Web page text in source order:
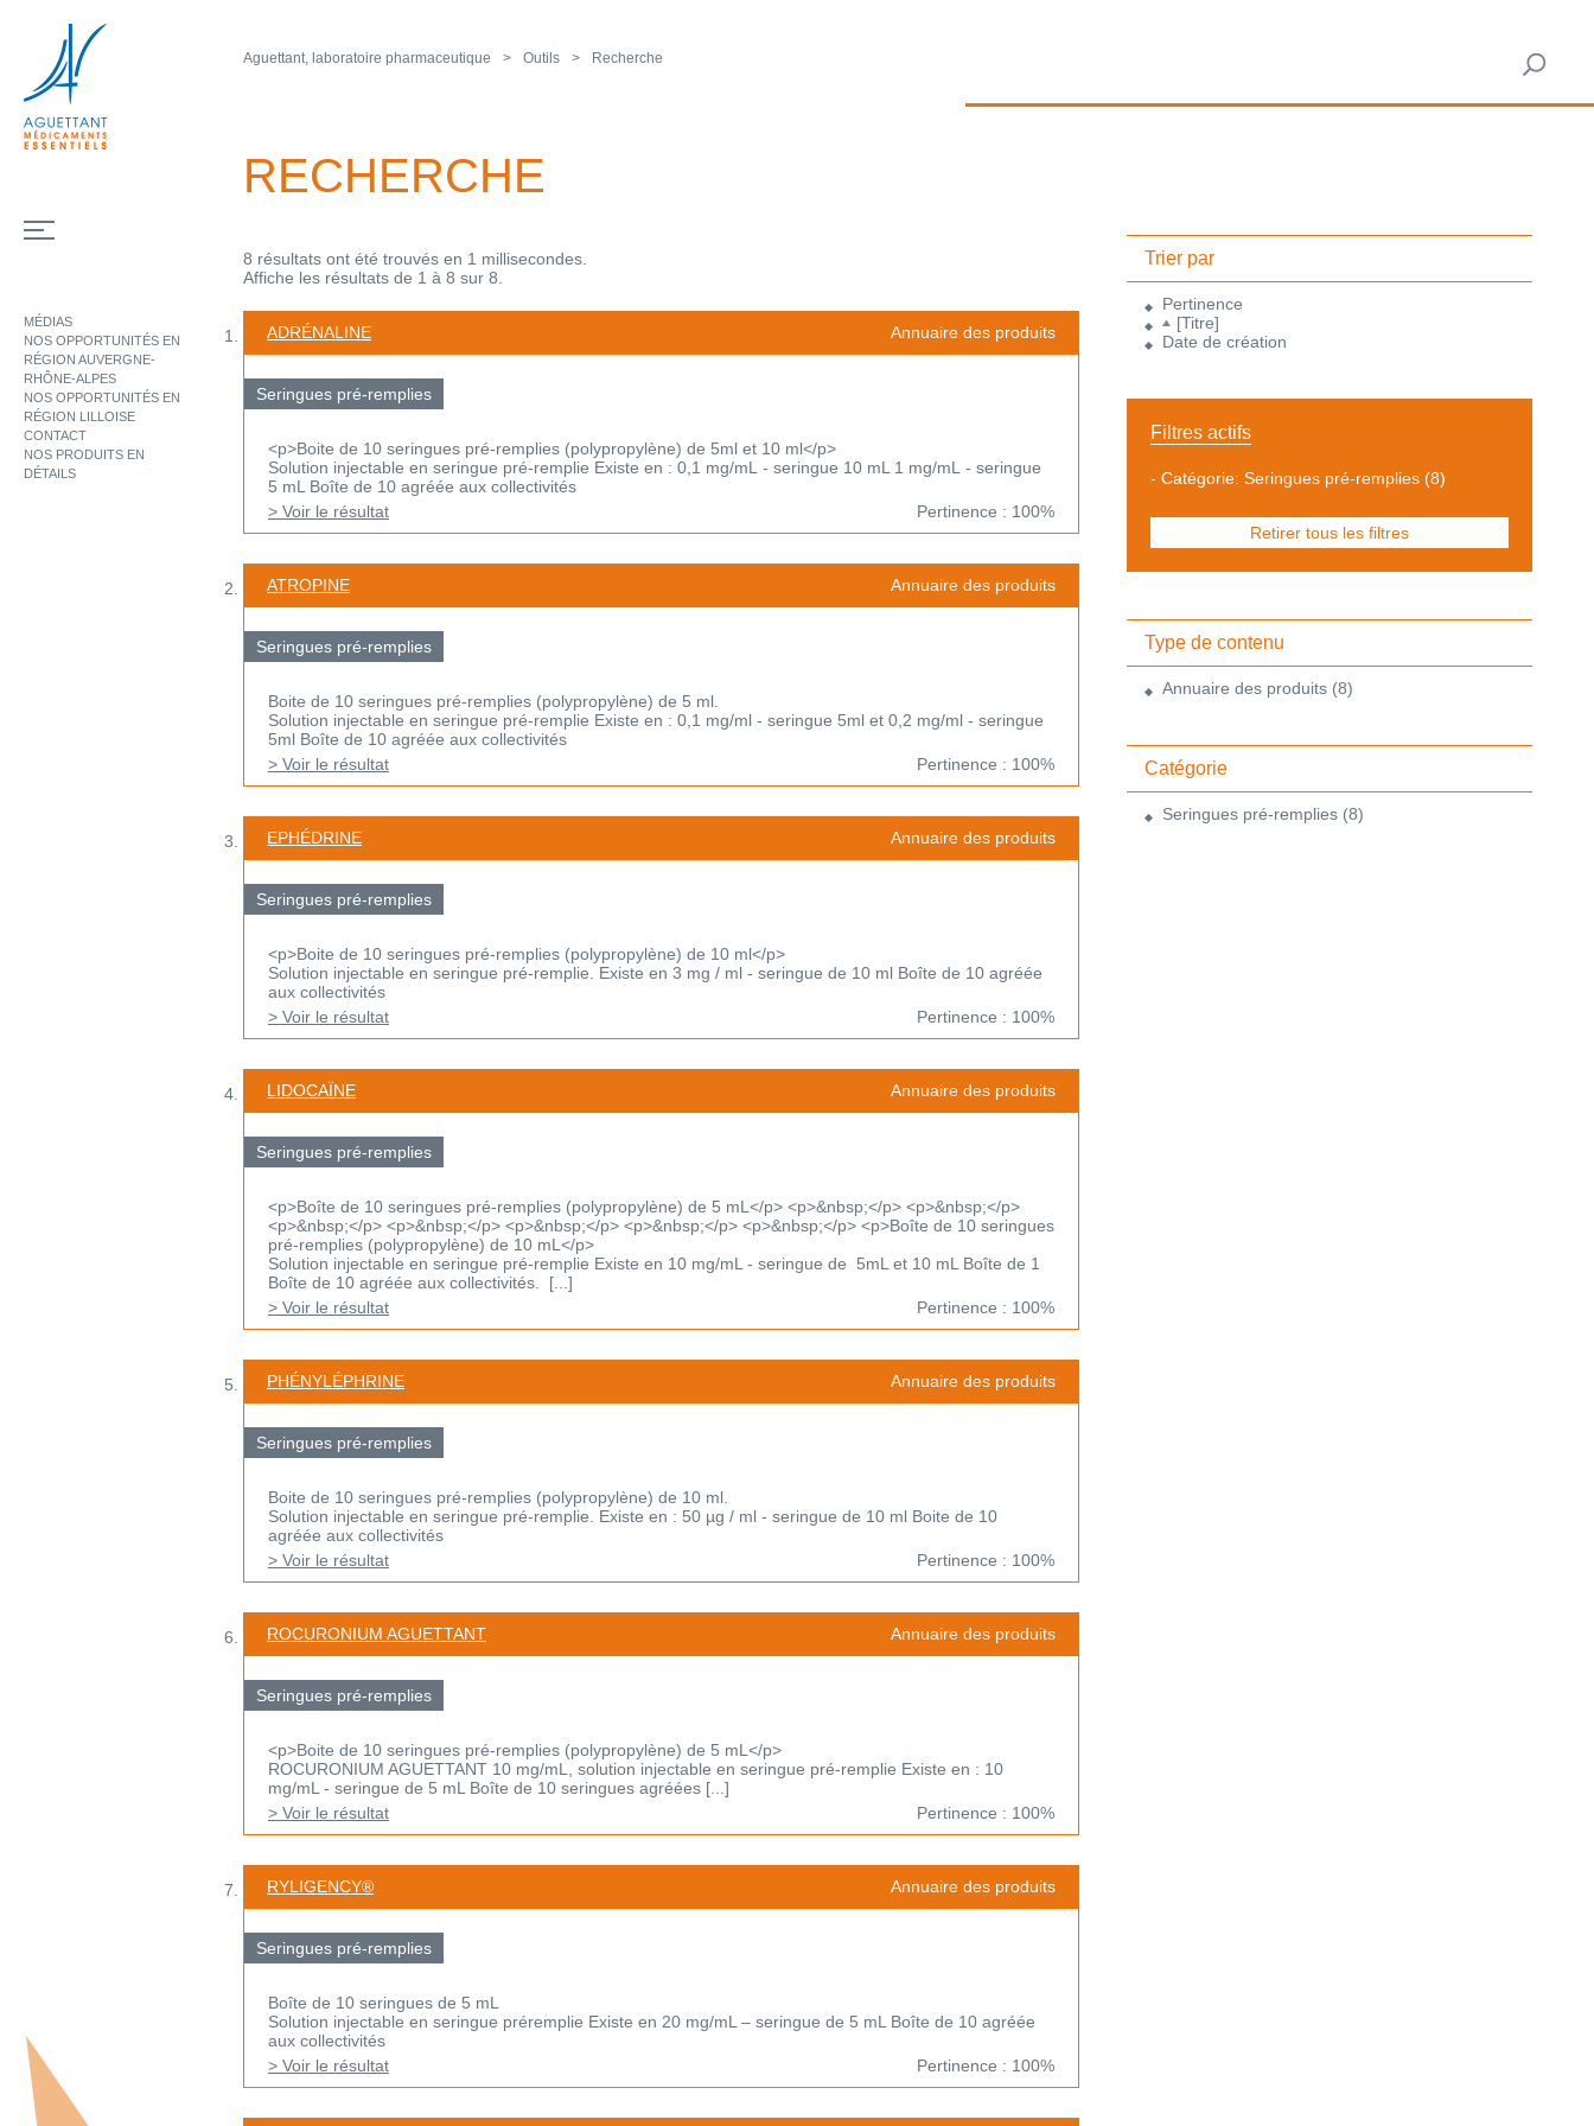
MÉDIAS
NOS OPPORTUNITÉS EN
RÉGION AUVERGNE-
RHÔNE-ALPES
NOS OPPORTUNITÉS EN
RÉGION LILLOISE
CONTACT
NOS PRODUITS EN
DÉTAILS
Aguettant, laboratoire pharmaceutique Outils Recherche
RECHERCHE
8 résultats ont été trouvés en 1 millisecondes.
Affiche les résultats de 1 à 8 sur 8.
ADRÉNALINE Annuaire des produits
Seringues pré-remplies
<p>Boite de 10 seringues pré-remplies (polypropylène) de 5ml et 10 ml</p>
Solution injectable en seringue pré-remplie Existe en : 0,1 mg/mL - seringue 10 mL 1 mg/mL - seringue
5 mL Boîte de 10 agréée aux collectivités
> Voir le résultat
Pertinence : 100%
ATROPINE Annuaire des produits
Seringues pré-remplies
Boite de 10 seringues pré-remplies (polypropylène) de 5 ml.
Solution injectable en seringue pré-remplie Existe en : 0,1 mg/ml - seringue 5ml et 0,2 mg/ml - seringue
5ml Boîte de 10 agréée aux collectivités
> Voir le résultat
Pertinence : 100%
EPHÉDRINE Annuaire des produits
Seringues pré-remplies
<p>Boite de 10 seringues pré-remplies (polypropylène) de 10 ml</p>
Solution injectable en seringue pré-remplie. Existe en 3 mg / ml - seringue de 10 ml Boîte de 10 agréée
aux collectivités
> Voir le résultat
Pertinence : 100%
LIDOCAÏNE Annuaire des produits
Seringues pré-remplies
<p>Boîte de 10 seringues pré-remplies (polypropylène) de 5 mL</p> <p>&nbsp;</p> <p>&nbsp;</p>
<p>&nbsp;</p> <p>&nbsp;</p> <p>&nbsp;</p> <p>&nbsp;</p> <p>&nbsp;</p> <p>Boîte de 10 seringues
pré-remplies (polypropylène) de 10 mL</p>
Solution injectable en seringue pré-remplie Existe en 10 mg/mL - seringue de 5mL et 10 mL Boîte de 1
Boîte de 10 agréée aux collectivités. [...]
> Voir le résultat
Pertinence : 100%
PHÉNYLÉPHRINE Annuaire des produits
Seringues pré-remplies
Boite de 10 seringues pré-remplies (polypropylène) de 10 ml.
Solution injectable en seringue pré-remplie. Existe en : 50 µg / ml - seringue de 10 ml Boite de 10
agréée aux collectivités
> Voir le résultat
Pertinence : 100%
ROCURONIUM AGUETTANT Annuaire des produits
Seringues pré-remplies
<p>Boite de 10 seringues pré-remplies (polypropylène) de 5 mL</p>
ROCURONIUM AGUETTANT 10 mg/mL, solution injectable en seringue pré-remplie Existe en : 10
mg/mL - seringue de 5 mL Boîte de 10 seringues agréées [...]
> Voir le résultat
Pertinence : 100%
RYLIGENCY® Annuaire des produits
Seringues pré-remplies
Boîte de 10 seringues de 5 mL
Solution injectable en seringue préremplie Existe en 20 mg/mL – seringue de 5 mL Boîte de 10 agréée
aux collectivités
> Voir le résultat
Pertinence : 100%
Trier par
Pertinence
[Titre]
Date de création
Filtres actifs
- Catégorie: Seringues pré-remplies (8)
Retirer tous les filtres
Type de contenu
Annuaire des produits (8)
Catégorie
Seringues pré-remplies (8)